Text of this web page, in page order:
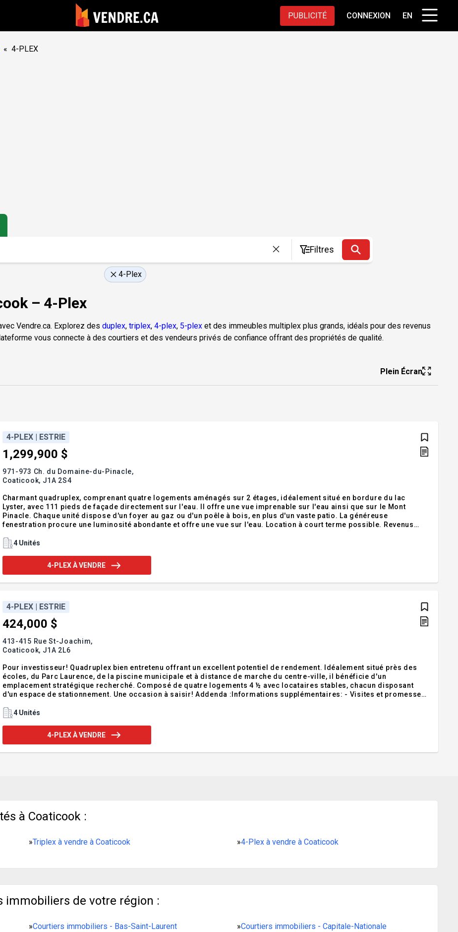
PUBLICITÉ CONNEXION EN
« 4-PLEX
Filtres
4-Plex
– 4-Plex
Vendre.ca. Explorez des duplex, triplex, 4-plex, 5-plex et des immeubles multiplex plus grands, idéals pour des revenus
vous connecte à des courtiers et des vendeurs privés de confiance offrant des propriétés de qualité.
Plein Écran
4-PLEX | ESTRIE
1,299,900 $
971-973 Ch. du Domaine-du-Pinacle,
Coaticook, J1A 2S4
Charmant quadruplex, comprenant quatre logements aménagés sur 2 étages, idéalement situé en bordure du lac
Lyster, avec 111 pieds de façade directement sur l'eau. Il offre une vue imprenable sur l'eau ainsi que sur le Mont
Pinacle. Chaque unité dispose d'un foyer au gaz ou d'un poêle à bois, en plus d'un vaste patio. La généreuse
fenestration procure une luminosité abondante et offre une vue sur l'eau. Location à court terme possible. Revenus
4 Unités
4-PLEX À VENDRE
4-PLEX | ESTRIE
424,000 $
413-415 Rue St-Joachim,
Coaticook, J1A 2L6
Pour investisseur! Quadruplex bien entretenu offrant un excellent potentiel de rendement. Idéalement situé près des
écoles, du Parc Laurence, de la piscine municipale et à distance de marche du centre-ville, il bénéficie d'un
emplacement stratégique recherché. Composé de quatre logements 4 ½ avec locataires stables, chacun disposant
d'un espace de stationnement. Une occasion à saisir! Addenda :Informations supplémentaires: - Visites et promesses
4 Unités
4-PLEX À VENDRE
à Coaticook :
»Triplex à vendre à Coaticook »4-Plex à vendre à Coaticook
immobiliers de votre région :
»Courtiers immobiliers - Bas-Saint-Laurent »Courtiers immobiliers - Capitale-Nationale